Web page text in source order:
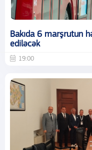
Bakıda 6 marşrutun
ediləcək
19:00